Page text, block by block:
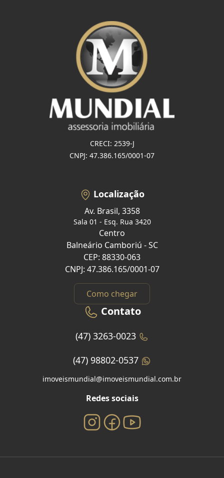
CRECI: 2539-J
CNPJ: 47.386.165/0001-07
Localização
Av. Brasil, 3358
Sala 01 - Esq. Rua 3420
Centro
Balneário Camboriú - SC
CEP: 88330-063
CNPJ: 47.386.165/0001-07
Como chegar
Contato
(47) 3263-0023
(47) 98802-0537
imoveismundial@imoveismundial.com.br
Redes sociais